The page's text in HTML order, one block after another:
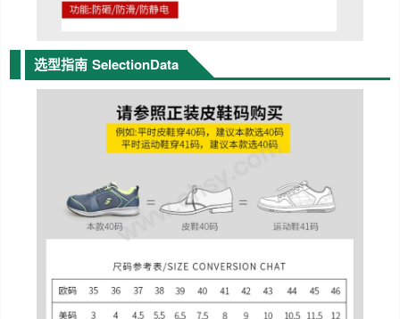
选型指南 SelectionData